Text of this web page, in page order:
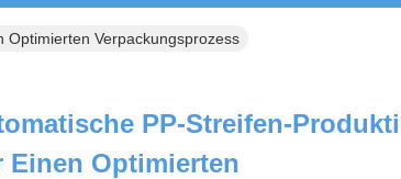
Optimierten Verpackungsprozess
PP-Streifen-
Einen Optimierten